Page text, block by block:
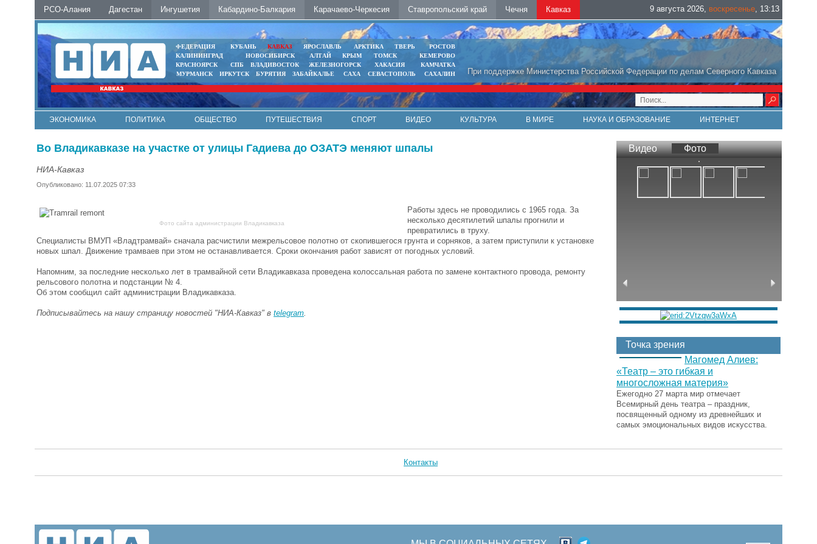
РСО-Алания Дагестан Ингушетия Кабардино-Балкария Карачаево-Черкесия Ставропольский край Чечня Кавказ 9 августа 2026, воскресенье, 13:13
При поддержке Министерства Российской Федерации по делам Северного Кавказа
ФЕДЕРАЦИЯ КУБАНЬ КАВКАЗ ЯРОСЛАВЛЬ АРКТИКА ТВЕРЬ
РОСТОВ
КАЛИНИНГРАД
НОВОСИБИРСК АЛТАЙ КРЫМ ТОМСК
КЕМЕРОВО
КРАСНОЯРСК
СПБ ВЛАДИВОСТОК ЖЕЛЕЗНОГОРСК ХАКАСИЯ
КАМЧАТКА
МУРМАНСК
ИРКУТСК БУРЯТИЯ ЗАБАЙКАЛЬЕ САХА СЕВАСТОПОЛЬ САХАЛИН
ЭКОНОМИКА ПОЛИТИКА ОБЩЕСТВО ПУТЕШЕСТВИЯ СПОРТ ВИДЕО КУЛЬТУРА В МИРЕ НАУКА И ОБРАЗОВАНИЕ
ИНТЕРНЕТ
Во Владикавказе на участке от улицы Гадиева до ОЗАТЭ меняют шпалы
НИА-Кавказ
Опубликовано: 11.07.2025 07:33
Фото сайта администрации Владикавказа
Работы здесь не проводились с 1965 года. За
несколько десятилетий шпалы прогнили и
превратились в труху.
Специалисты ВМУП «Владтрамвай» сначала расчистили межрельсовое полотно от скопившегося грунта и сорняков, а затем приступили к установке
новых шпал. Движение трамваев при этом не останавливается. Сроки окончания работ зависят от погодных условий.
Напомним, за последние несколько лет в трамвайной сети Владикавказа проведена колоссальная работа по замене контактного провода, ремонту
рельсового полотна и подстанции № 4.
Об этом сообщил сайт администрации Владикавказа.
Подписывайтесь на нашу страницу новостей "НИА-Кавказ" в telegram
Видео Фото
Точка зрения
Магомед Алиев:
«Театр – это гибкая и
многосложная материя»
Ежегодно 27 марта мир отмечает
Всемирный день театра – праздник,
посвященный одному из древнейших и
самых эмоциональных видов искусства.
Контакты